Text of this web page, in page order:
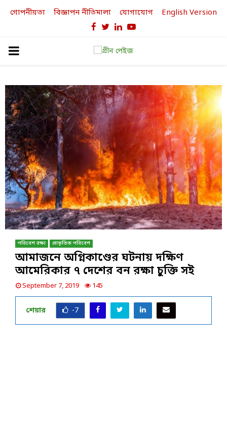
গোপনীয়তা বিজ্ঞাপন নীতিমালা যোগাযোগ English Version
Facebook
TwitterLinkedinYoutube
PRIMARY
পরিবেশ রক্ষা প্রাকৃতিক পরিবেশ
আমাজনে অগ্নিকাণ্ডের ঘটনায় দক্ষিণ
আমেরিকার ৭ দেশের বন রক্ষা চুক্তি সই
September 7, 2019 145
শেয়ার -7